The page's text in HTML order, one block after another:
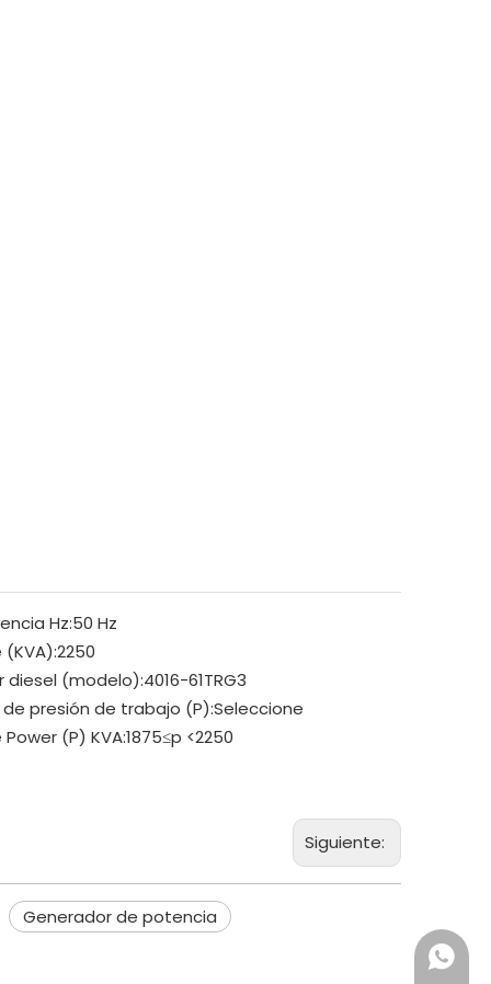
Hz:50 Hz
(KVA):2250
diesel (modelo):4016-61TRG3
de presión de trabajo (P):Seleccione
Power (P) KVA:1875≤p <2250
Siguiente:
Generador de potencia
+86